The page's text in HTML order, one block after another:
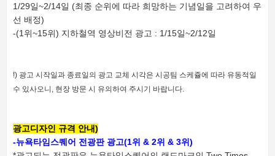
1/29일~2/14일 (최종 순위에 따라 희망하는 기념일을 고려하여 우
선 배정)
-(1위~15위) 지하철역 영상비전 광고 : 1/15일~2/12일
!) 광고 시작일과 종료일의 광고 교체 시각은 시공팀 스케쥴에 따라 유동적일
수 있사오니, 현장 방문 시 유의하여 주시기 바랍니다.
광고디자인 규격 안내)
-뉴욕타임스퀘어 전광판 광고(1위 & 2위 & 3위)